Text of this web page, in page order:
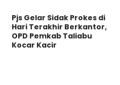
Pjs Gelar Sidak Prokes di
Hari Terakhir Berkantor,
OPD Pemkab Taliabu
Kocar Kacir